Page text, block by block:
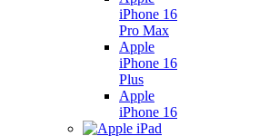
iPhone 16
Pro Max
Apple
iPhone 16
Plus
Apple
iPhone 16